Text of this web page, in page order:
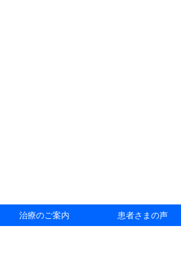
治療のご案内 患者さまの声